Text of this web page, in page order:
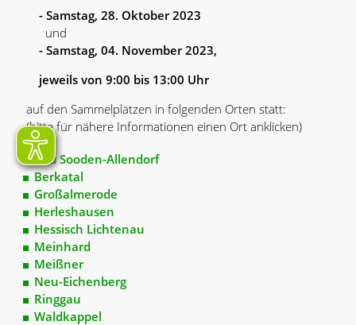
- Samstag, 28. Oktober 2023
und
- Samstag, 04. November 2023,
jeweils von 9:00 bis 13:00 Uhr
auf den Sammelplätzen in folgenden Orten statt:
(bitte für nähere Informationen einen Ort anklicken)
Bad Sooden-Allendorf
Berkatal
Großalmerode
Herleshausen
Hessisch Lichtenau
Meinhard
Meißner
Neu-Eichenberg
Ringgau
Waldkappel